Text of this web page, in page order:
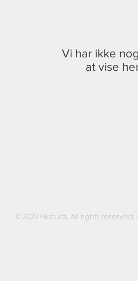
Vi har ikke
at vise
© 2022 Fikstura, All rights